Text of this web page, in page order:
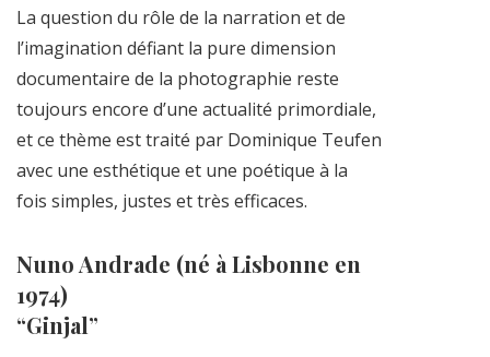
La question du rôle de la narration et de
l’imagination défiant la pure dimension
documentaire de la photographie reste
toujours encore d’une actualité primordiale,
et ce thème est traité par Dominique Teufen
avec une esthétique et une poétique à la
fois simples, justes et très efficaces.
Nuno Andrade (né à Lisbonne en
1974)
“Ginjal”